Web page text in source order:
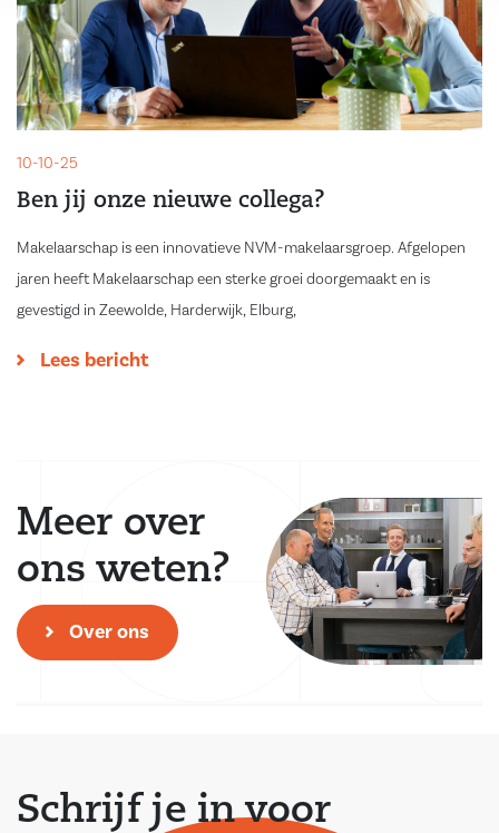
10-10-25
Ben jij onze nieuwe collega?
Makelaarschap is een innovatieve NVM-makelaarsgroep. Afgelopen
jaren heeft Makelaarschap een sterke groei doorgemaakt en is
gevestigd in Zeewolde, Harderwijk, Elburg,
Lees bericht
Schrijf je in voor
Meer over
ons weten?
Over ons